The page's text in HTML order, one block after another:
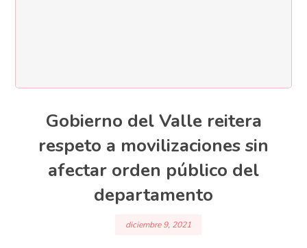
Gobierno del Valle reitera
respeto a movilizaciones sin
afectar orden público del
departamento
diciembre 9, 2021